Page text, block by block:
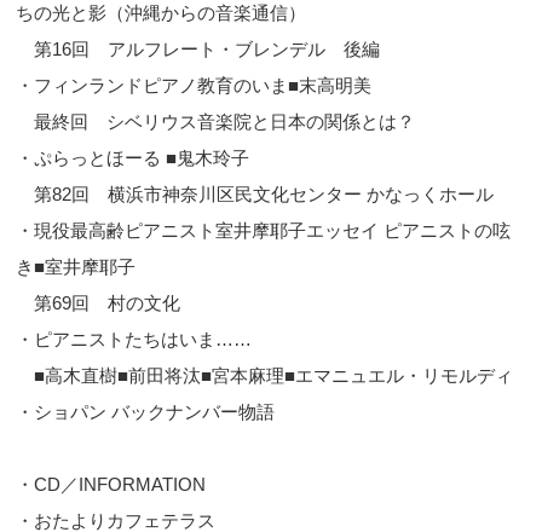
ちの光と影（沖縄からの音楽通信）
第16回 アルフレート・ブレンデル 後編
・フィンランドピアノ教育のいま■末高明美
最終回 シベリウス音楽院と日本の関係とは？
・ぷらっとほーる ■鬼木玲子
第82回 横浜市神奈川区民文化センター かなっくホール
・現役最高齢ピアニスト室井摩耶子エッセイ ピアニストの呟
き■室井摩耶子
第69回 村の文化
・ピアニストたちはいま……
■高木直樹■前田将汰■宮本麻理■エマニュエル・リモルディ
・ショパン バックナンバー物語
・CD／INFORMATION
・おたよりカフェテラス